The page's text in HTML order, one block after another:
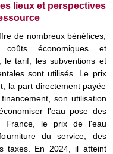
lieux et perspectives
de nombreux bénéfices,
économiques et
le tarif, les subventions et
sont utilisés. Le prix
la part directement payée
son utilisation
l'eau pose des
France, le prix de l'eau
du service, des
taxes. En 2024, il atteint